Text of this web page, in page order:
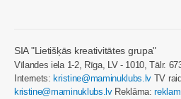
SIA "Lietišķās kreativitātes grupa"
Vīlandes iela 1-2, Rīga, LV - 1010, Tālr.
Internets: kristine@maminuklubs.lv TV
kristine@maminuklubs.lvReklāma: